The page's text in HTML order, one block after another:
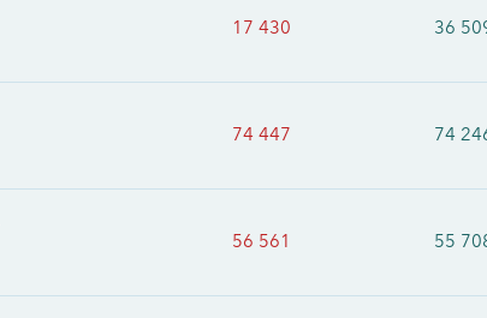
17 430 36
74 447 74
56 561 55